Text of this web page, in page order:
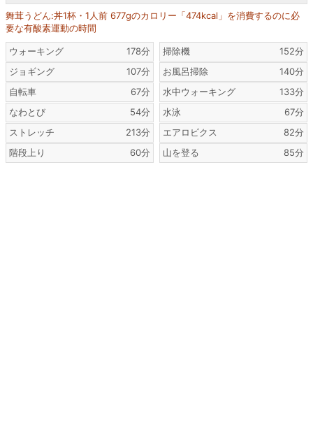
舞茸うどん:丼1杯・1人前 677gのカロリー「474kcal」を消費するのに必
要な有酸素運動の時間
ウォーキング
178分
ジョギング
107分
自転車
67分
なわとび
54分
ストレッチ
213分
階段上り
60分
掃除機
152分
お風呂掃除
140分
水中ウォーキング
133分
水泳
67分
エアロビクス
82分
山を登る
85分